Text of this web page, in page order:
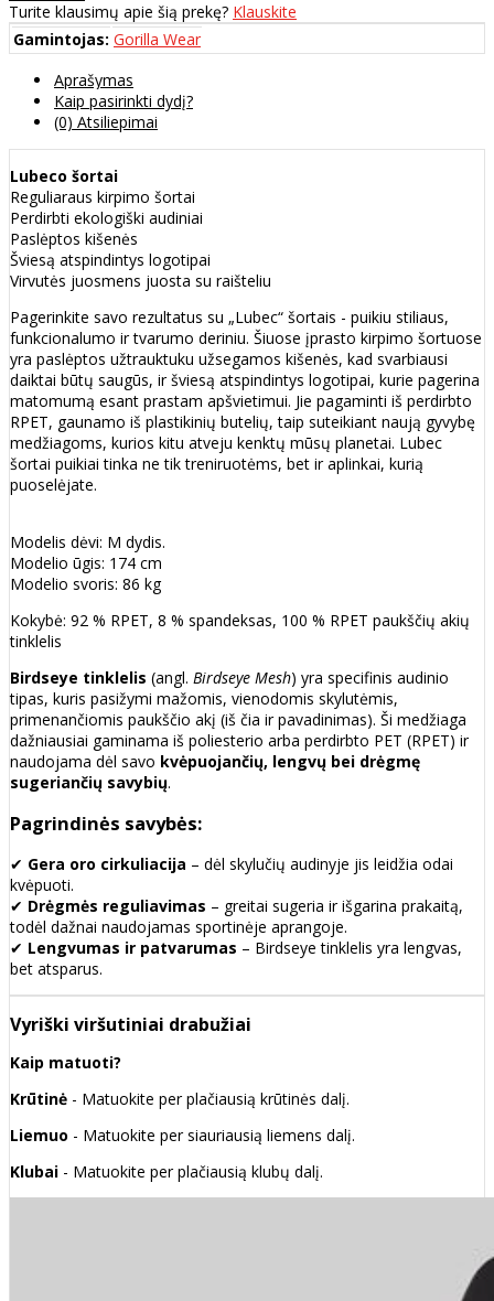
Turite klausimų apie šią prekę? Klauskite
Gamintojas: Gorilla Wear
Aprašymas
Kaip pasirinkti dydį?
(0) Atsiliepimai
Lubeco šortai
Reguliaraus kirpimo šortai
Perdirbti ekologiški audiniai
Paslėptos kišenės
Šviesą atspindintys logotipai
Virvutės juosmens juosta su raišteliu
Pagerinkite savo rezultatus su „Lubec“ šortais - puikiu stiliaus,
funkcionalumo ir tvarumo deriniu. Šiuose įprasto kirpimo šortuose
yra paslėptos užtrauktuku užsegamos kišenės, kad svarbiausi
daiktai būtų saugūs, ir šviesą atspindintys logotipai, kurie pagerina
matomumą esant prastam apšvietimui. Jie pagaminti iš perdirbto
RPET, gaunamo iš plastikinių butelių, taip suteikiant naują gyvybę
medžiagoms, kurios kitu atveju kenktų mūsų planetai. Lubec
šortai puikiai tinka ne tik treniruotėms, bet ir aplinkai, kurią
puoselėjate.
Modelis dėvi: M dydis.
Modelio ūgis: 174 cm
Modelio svoris: 86 kg
Kokybė: 92 % RPET, 8 % spandeksas, 100 % RPET paukščių akių
tinklelis
Birdseye tinklelis (angl. Birdseye Mesh) yra specifinis audinio
tipas, kuris pasižymi mažomis, vienodomis skylutėmis,
primenančiomis paukščio akį (iš čia ir pavadinimas). Ši medžiaga
dažniausiai gaminama iš poliesterio arba perdirbto PET (RPET) ir
naudojama dėl savo kvėpuojančių, lengvų bei drėgmę
sugeriančių savybių.
Pagrindinės savybės:
✔ Gera oro cirkuliacija – dėl skylučių audinyje jis leidžia odai
kvėpuoti.
✔ Drėgmės reguliavimas – greitai sugeria ir išgarina prakaitą,
todėl dažnai naudojamas sportinėje aprangoje.
✔ Lengvumas ir patvarumas – Birdseye tinklelis yra lengvas,
bet atsparus.
Vyriški viršutiniai drabužiai
Kaip matuoti?
Krūtinė - Matuokite per plačiausią krūtinės dalį.
Liemuo - Matuokite per siauriausią liemens dalį.
Klubai - Matuokite per plačiausią klubų dalį.